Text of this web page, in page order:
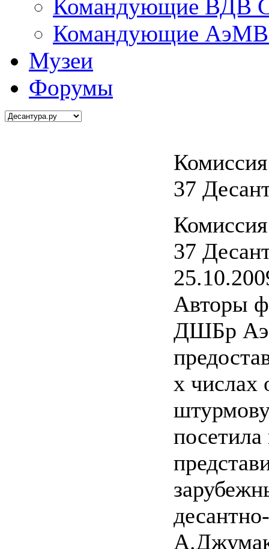
Командующие ВДВ
Командующие АэМВ
Музеи
Форумы
37
37
Авторы
ДШБр
х числах
посетила